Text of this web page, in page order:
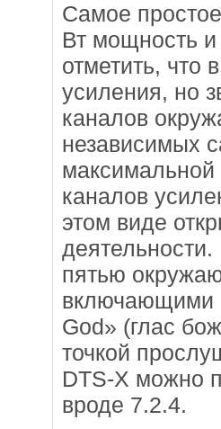
Самое
Вт мощность и
отметить, что
усиления, но
каналов
независимых
максимальной
каналов
этом виде
пятью
включающими
God» (глас
точкой
DTS-X можно
вроде 7.2.4.